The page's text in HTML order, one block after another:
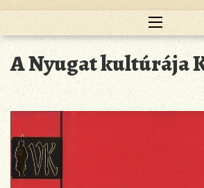
A Nyugat kultúrája